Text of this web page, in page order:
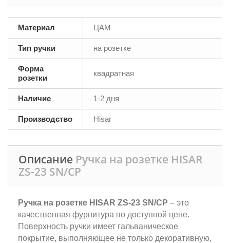
Материал ЦАМ
Тип ручки на розетке
Форма
розетки
квадратная
Наличие 1-2 дня
Производство Hisar
Описание Ручка на розетке HISAR
ZS-23 SN/CP
Ручка на розетке HISAR ZS-23 SN/CP – это
качественная фурнитура по доступной цене.
Поверхность ручки имеет гальваническое
покрытие, выполняющее не только декоративную,